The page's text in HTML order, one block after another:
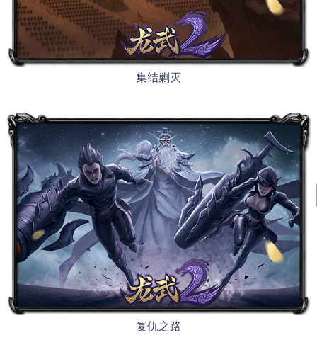
集结剿灭
复仇之路